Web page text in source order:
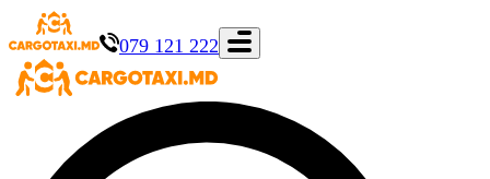
079 121 222